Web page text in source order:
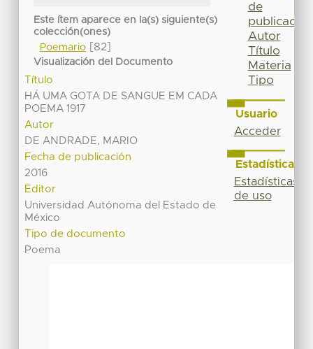
Este ítem aparece en la(s) siguiente(s)
colección(ones)
Poemario[82]
Visualización del Documento
Título
HÁ UMA GOTA DE SANGUE EM CADA
POEMA 1917
Autor
DE ANDRADE, MARIO
Fecha de publicación
2016
Editor
Universidad Autónoma del Estado de
México
Tipo de documento
Poema
de
publicación
Autor
Título
Materia
Tipo
Usuario
Acceder
Estadísticas
Estadísticas
de uso